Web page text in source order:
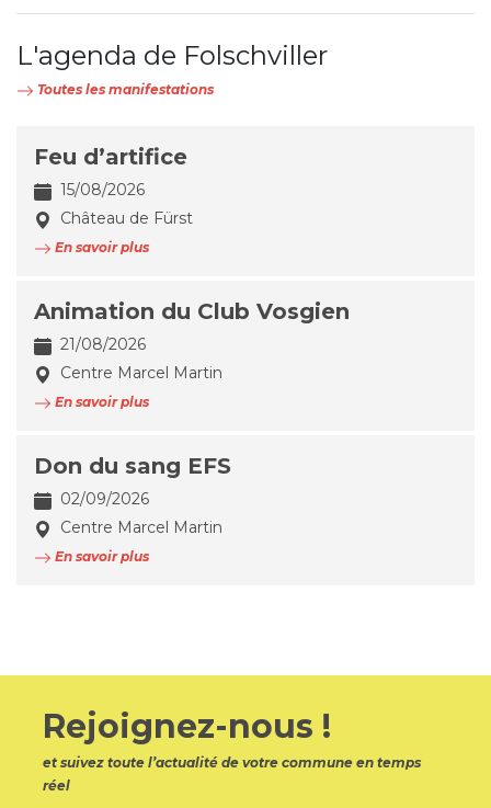
L'agenda de Folschviller
Toutes les manifestations
Feu d’artifice
15/08/2026
Château de Fürst
En savoir plus
Animation du Club Vosgien
21/08/2026
Centre Marcel Martin
En savoir plus
Don du sang EFS
02/09/2026
Centre Marcel Martin
En savoir plus
Rejoignez-nous !
et suivez toute l’actualité de votre commune en temps
réel